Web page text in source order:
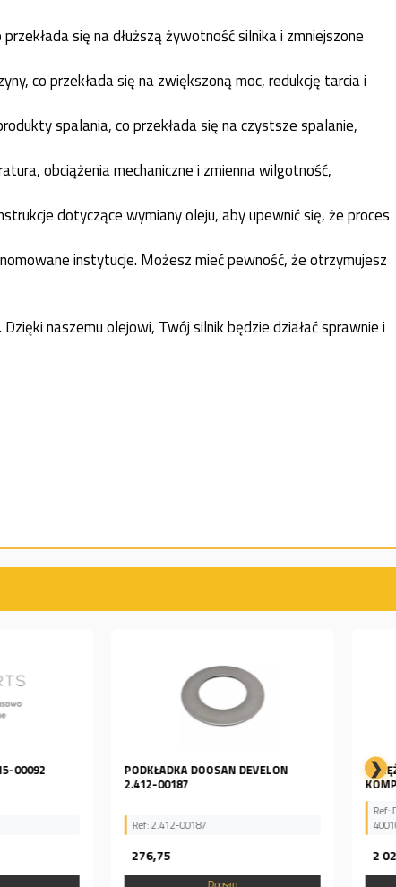
się na dłuższą żywotność silnika i zmniejszone
co przekłada się na zwiększoną moc, redukcję tarcia i
spalania, co przekłada się na czystsze spalanie,
obciążenia mechaniczne i zmienna wilgotność,
dotyczące wymiany oleju, aby upewnić się, że proces
instytucje. Możesz mieć pewność, że otrzymujesz
naszemu olejowi, Twój silnik będzie działać sprawnie i
DEVELON
SPRĘŻARKA KLIMATYZACJI
KOMPRESOR DAEWOO DOOSAN...
40010200381
❯